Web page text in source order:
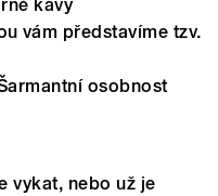
kávy
vám představíme tzv.
osobnost
vykat, nebo už je